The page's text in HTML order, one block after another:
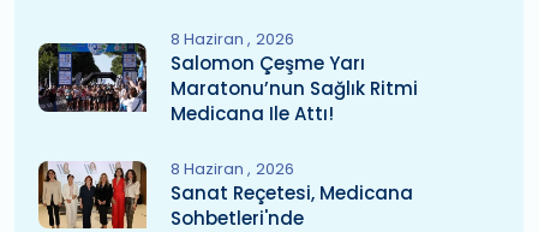
8 Haziran 2026
Salomon Çeşme Yarı
Maratonu’nun Sağlık Ritmi
Medicana Ile Attı!
8 Haziran 2026
Sanat Reçetesi, Medicana
Sohbetleri'nde